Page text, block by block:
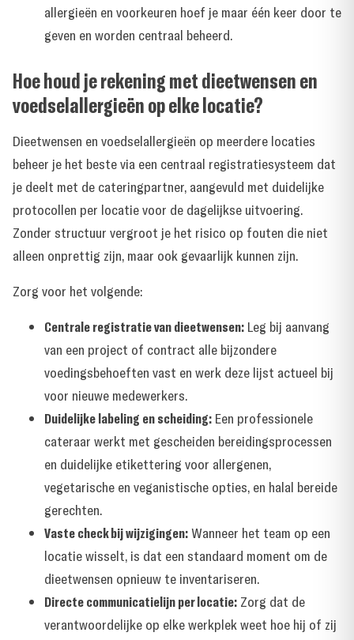
allergieën en voorkeuren hoef je maar één keer door te
geven en worden centraal beheerd.
Hoe houd je rekening met dieetwensen en
voedselallergieën op elke locatie?
Dieetwensen en voedselallergieën op meerdere locaties
beheer je het beste via een centraal registratiesysteem dat
je deelt met de cateringpartner, aangevuld met duidelijke
protocollen per locatie voor de dagelijkse uitvoering.
Zonder structuur vergroot je het risico op fouten die niet
alleen onprettig zijn, maar ook gevaarlijk kunnen zijn.
Zorg voor het volgende:
Centrale registratie van dieetwensen: Leg bij aanvang
van een project of contract alle bijzondere
voedingsbehoeften vast en werk deze lijst actueel bij
voor nieuwe medewerkers.
Duidelijke labeling en scheiding: Een professionele
cateraar werkt met gescheiden bereidingsprocessen
en duidelijke etikettering voor allergenen,
vegetarische en veganistische opties, en halal bereide
gerechten.
Vaste check bij wijzigingen:Wanneer het team op een
locatie wisselt, is dat een standaard moment om de
dieetwensen opnieuw te inventariseren.
Directe communicatielijn per locatie: Zorg dat de
verantwoordelijke op elke werkplek weet hoe hij of zij